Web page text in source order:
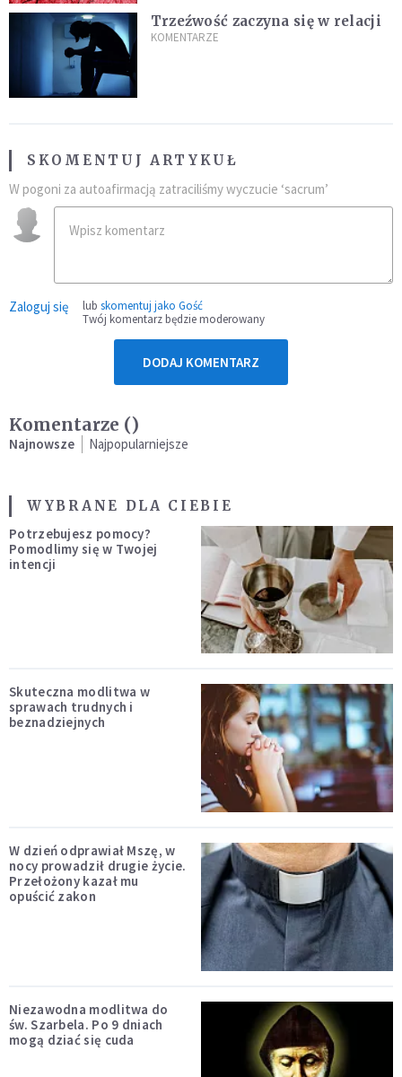
Trzeźwość zaczyna się w relacji
KOMENTARZE
SKOMENTUJ ARTYKUŁ
W pogoni za autoafirmacją zatraciliśmy wyczucie ‘sacrum’
Zaloguj się lub skomentuj jako Gość
Twój komentarz będzie moderowany
DODAJ KOMENTARZ
Komentarze ()
Najnowsze Najpopularniejsze
WYBRANE DLA CIEBIE
Potrzebujesz pomocy?
Pomodlimy się w Twojej
intencji
Skuteczna modlitwa w
sprawach trudnych i
beznadziejnych
W dzień odprawiał Mszę, w
nocy prowadził drugie życie.
Przełożony kazał mu
opuścić zakon
Niezawodna modlitwa do
św. Szarbela. Po 9 dniach
mogą dziać się cuda